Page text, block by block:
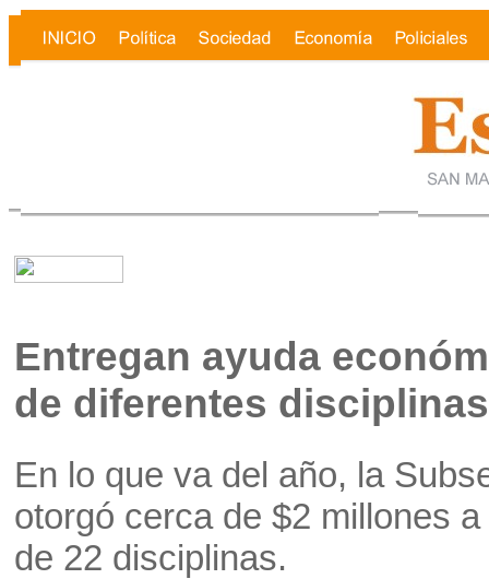
Entregan ayuda
de diferentes disciplinas
En lo que va del año, la
otorgó cerca de $2 millones
de 22 disciplinas.